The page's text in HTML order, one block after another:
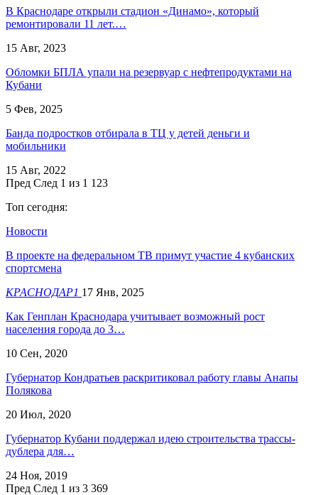
В Краснодаре открыли стадион «Динамо», который
ремонтировали 11 лет.…
15 Авг, 2023
Обломки БПЛА упали на резервуар с нефтепродуктами на
Кубани
5 Фев, 2025
Банда подростков отбирала в ТЦ у детей деньги и
мобильники
15 Авг, 2022
Пред След 1 из 1 123
Топ сегодня:
Новости
В проекте на федеральном ТВ примут участие 4 кубанских
спортсмена
КРАСНОДАР1 17 Янв, 2025
Как Генплан Краснодара учитывает возможный рост
населения города до 3…
10 Сен, 2020
Губернатор Кондратьев раскритиковал работу главы Анапы
Полякова
20 Июл, 2020
Губернатор Кубани поддержал идею строительства трассы-
дублера для…
24 Ноя, 2019
Пред След 1 из 3 369